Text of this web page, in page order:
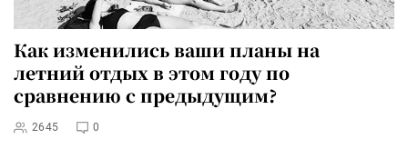
Как изменились ваши планы на
летний отдых в этом году по
сравнению с предыдущим?
2645 0